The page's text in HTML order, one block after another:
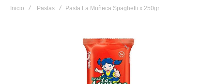
Inicio Pastas Pasta La Muñeca Spaghetti x 250gr